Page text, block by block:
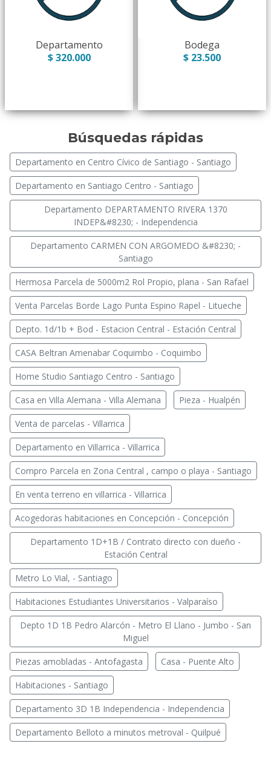
Departamento
$ 320.000
Bodega
$ 23.500
Búsquedas rápidas
Departamento en Centro Cívico de Santiago - Santiago
Departamento en Santiago Centro - Santiago
Departamento DEPARTAMENTO RIVERA 1370
INDEP&#8230; - Independencia
Departamento CARMEN CON ARGOMEDO &#8230; -
Santiago
Hermosa Parcela de 5000m2 Rol Propio, plana - San Rafael
Venta Parcelas Borde Lago Punta Espino Rapel - Litueche
Depto. 1d/1b + Bod - Estacion Central - Estación Central
CASA Beltran Amenabar Coquimbo - Coquimbo
Home Studio Santiago Centro - Santiago
Casa en Villa Alemana - Villa Alemana Pieza - Hualpén
Venta de parcelas - Villarrica
Departamento en Villarrica - Villarrica
Compro Parcela en Zona Central , campo o playa - Santiago
En venta terreno en villarrica - Villarrica
Acogedoras habitaciones en Concepción - Concepción
Departamento 1D+1B / Contrato directo con dueño -
Estación Central
Metro Lo Vial, - Santiago
Habitaciones Estudiantes Universitarios - Valparaíso
Depto 1D 1B Pedro Alarcón - Metro El Llano - Jumbo - San
Miguel
Piezas amobladas - Antofagasta Casa - Puente Alto
Habitaciones - Santiago
Departamento 3D 1B Independencia - Independencia
Departamento Belloto a minutos metroval - Quilpué